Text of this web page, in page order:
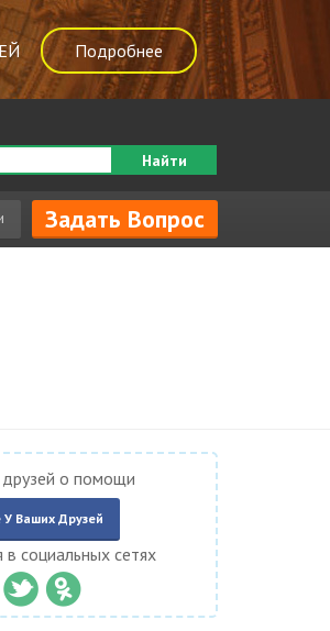
Подробнее
Найти
Задать Вопрос
о помощи
У Ваших Друзей
в социальных сетях